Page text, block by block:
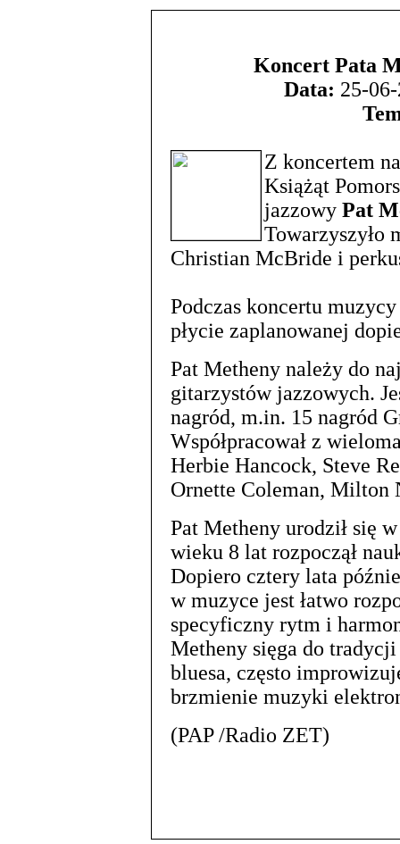
Koncert Pata
Data: 25-
Z koncertem
Książąt
jazzowy Pat
Towarzyszyło
Christian McBride i
Podczas koncertu
płycie zaplanowanej
Pat Metheny należy do
gitarzystów jazzowych.
nagród, m.in. 15 nagród
Współpracował z
Herbie Hancock, Steve
Ornette Coleman, Milton
Pat Metheny urodził się
wieku 8 lat rozpoczął
Dopiero cztery lata
w muzyce jest łatwo
specyficzny rytm i
Metheny sięga do
bluesa, często
brzmienie muzyki
(PAP /Radio ZET)